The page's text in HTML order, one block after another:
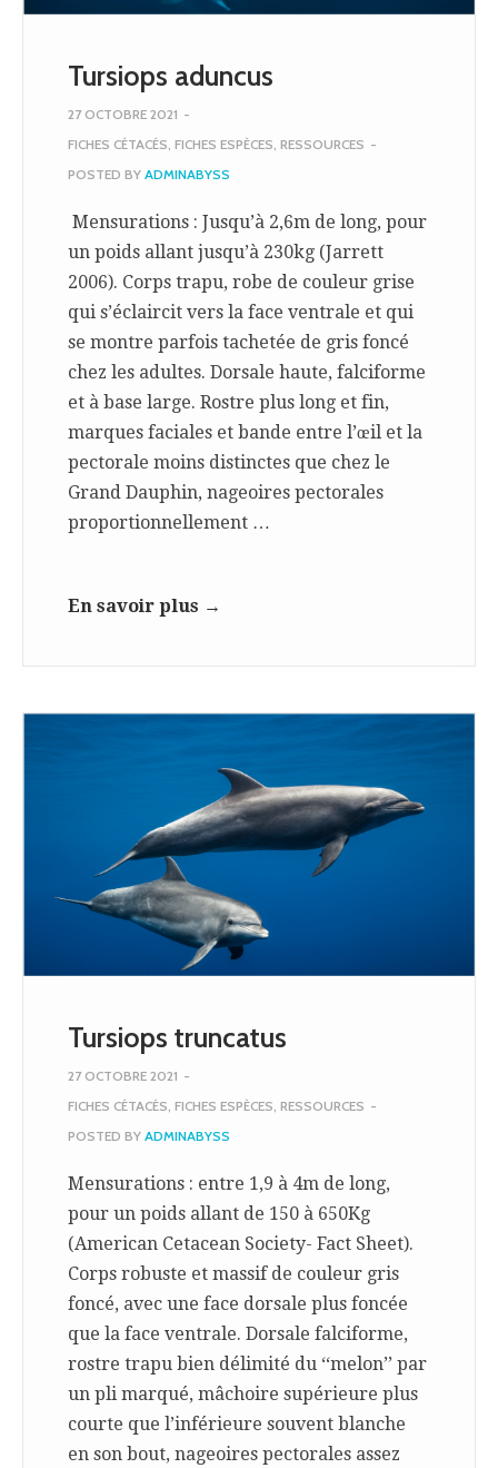
Tursiops aduncus
27 OCTOBRE 2021 -
FICHES CÉTACÉS, FICHES ESPÈCES, RESSOURCES -
POSTED BY ADMINABYSS
Mensurations : Jusqu’à 2,6m de long, pour
un poids allant jusqu’à 230kg (Jarrett
2006). Corps trapu, robe de couleur grise
qui s’éclaircit vers la face ventrale et qui
se montre parfois tachetée de gris foncé
chez les adultes. Dorsale haute, falciforme
et à base large. Rostre plus long et fin,
marques faciales et bande entre l’œil et la
pectorale moins distinctes que chez le
Grand Dauphin, nageoires pectorales
proportionnellement …
En savoir plus →
Tursiops truncatus
27 OCTOBRE 2021 -
FICHES CÉTACÉS, FICHES ESPÈCES, RESSOURCES -
POSTED BY ADMINABYSS
Mensurations : entre 1,9 à 4m de long,
pour un poids allant de 150 à 650Kg
(American Cetacean Society- Fact Sheet).
Corps robuste et massif de couleur gris
foncé, avec une face dorsale plus foncée
que la face ventrale. Dorsale falciforme,
rostre trapu bien délimité du ‘‘melon’’ par
un pli marqué, mâchoire supérieure plus
courte que l’inférieure souvent blanche
en son bout, nageoires pectorales assez